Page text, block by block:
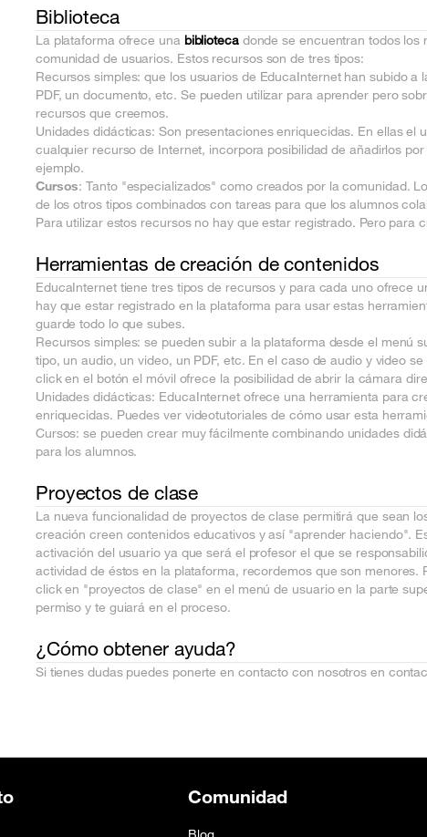
Biblioteca
La plataforma ofrece una bibliotecadonde se encuentran todos los
comunidad de usuarios. Estos recursos son de tres tipos:
Recursos simples: que los usuarios de EducaInternet han subido
PDF, un documento, etc. Se pueden utilizar para aprender pero
recursos que creemos.
Unidades didácticas: Son presentaciones enriquecidas. En ellas el
cualquier recurso de Internet, incorpora posibilidad de añadirlos
ejemplo.
Cursos: Tanto "especializados" como creados por la comunidad.
de los otros tipos combinados con tareas para que los alumnos
Para utilizar estos recursos no hay que estar registrado. Pero para
Herramientas de creación de contenidos
EducaInternet tiene tres tipos de recursos y para cada uno ofrece
hay que estar registrado en la plataforma para usar estas
guarde todo lo que subes.
Recursos simples: se pueden subir a la plataforma desde el menú
tipo, un audio, un video, un PDF, etc. En el caso de audio y video
click en el botón el móvil ofrece la posibilidad de abrir la cámara
Unidades didácticas: EducaInternet ofrece una herramienta para
enriquecidas. Puedes ver videotutoriales de cómo usar esta
Cursos: se pueden crear muy fácilmente combinando unidades
para los alumnos.
Proyectos de clase
La nueva funcionalidad de proyectos de clase permitirá que sean
creación creen contenidos educativos y así "aprender haciendo".
activación del usuario ya que será el profesor el que se
actividad de éstos en la plataforma, recordemos que son
click en "proyectos de clase" en el menú de usuario en la parte
permiso y te guiará en el proceso.
¿Cómo obtener ayuda?
Si tienes dudas puedes ponerte en contacto con nosotros en
Comunidad